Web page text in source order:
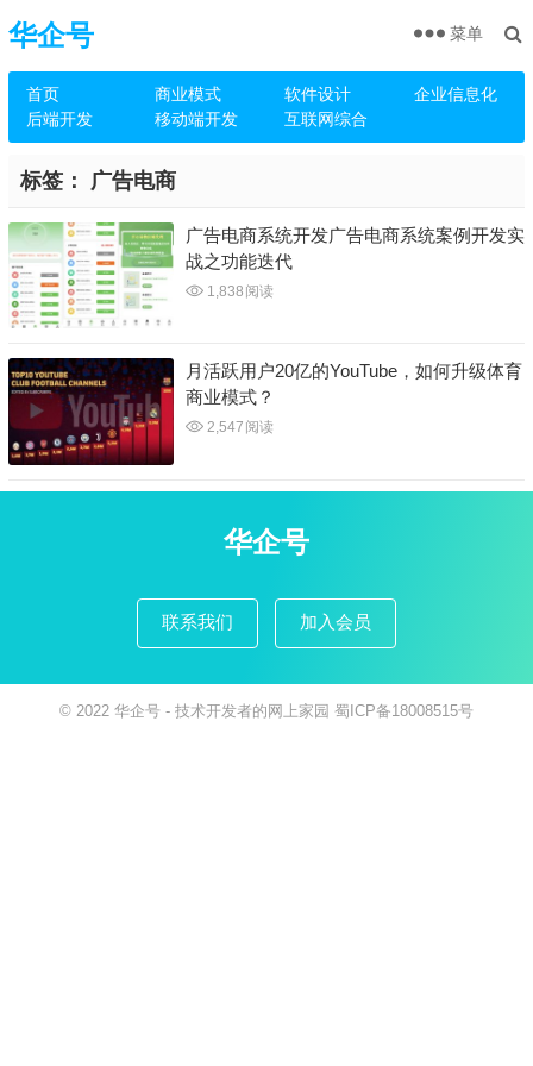
华企号
首页 商业模式 软件设计
企业信息化
后端开发
移动端开发 互联网综合
菜单
标签： 广告电商
广告电商系统开发广告电商系统案例开发实
战之功能迭代
1,838 阅读
月活跃用户20亿的YouTube，如何升级体育
商业模式？
2,547 阅读
华企号
联系我们 加入会员
© 2022 华企号 - 技术开发者的网上家园 蜀ICP备18008515号